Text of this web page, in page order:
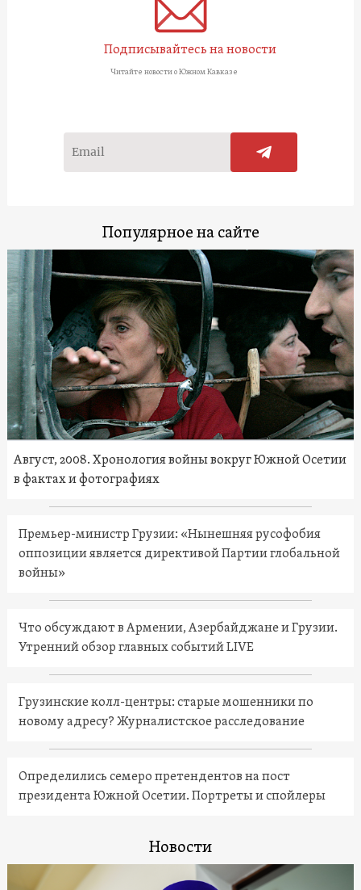
Подписывайтесь на новости
Читайте новости о Южном Кавказе
Популярное на сайте
Август, 2008. Хронология войны вокруг Южной Осетии
в фактах и фотографиях
Премьер-министр Грузии: «Нынешняя русофобия
оппозиции является директивой Партии глобальной
войны»
Что обсуждают в Армении, Азербайджане и Грузии.
Утренний обзор главных событий LIVE
Грузинские колл-центры: старые мошенники по
новому адресу? Журналистское расследование
Определились семеро претендентов на пост
президента Южной Осетии. Портреты и спойлеры
Новости